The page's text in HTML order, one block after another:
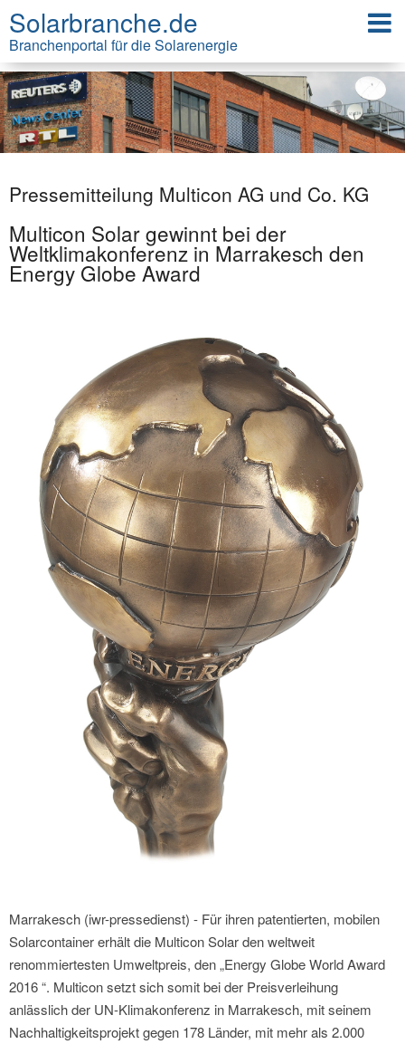
Solarbranche.de
Branchenportal für die Solarenergie
Pressemitteilung Multicon AG und Co. KG
Multicon Solar gewinnt bei der
Weltklimakonferenz in Marrakesch den
Energy Globe Award
Marrakesch (iwr-pressedienst) - Für ihren patentierten, mobilen
Solarcontainer erhält die Multicon Solar den weltweit
renommiertesten Umweltpreis, den „Energy Globe World Award
2016 “. Multicon setzt sich somit bei der Preisverleihung
anlässlich der UN-Klimakonferenz in Marrakesch, mit seinem
Nachhaltigkeitsprojekt gegen 178 Länder, mit mehr als 2.000